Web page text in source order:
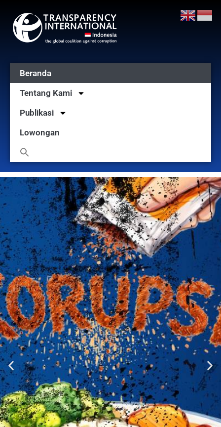
Beranda
Tentang Kami
Publikasi
Lowongan